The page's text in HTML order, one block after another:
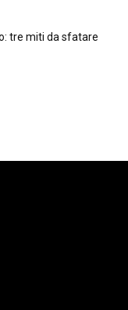
tre miti da sfatare